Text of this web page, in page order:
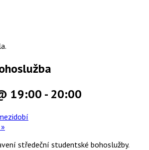
19:00 - 20:00
»
středeční studentské bohoslužby.